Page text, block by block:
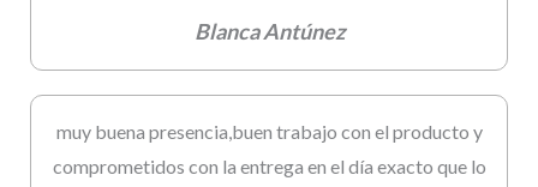
Blanca Antúnez
muy buena presencia,buen trabajo con el producto y
comprometidos con la entrega en el día exacto que lo